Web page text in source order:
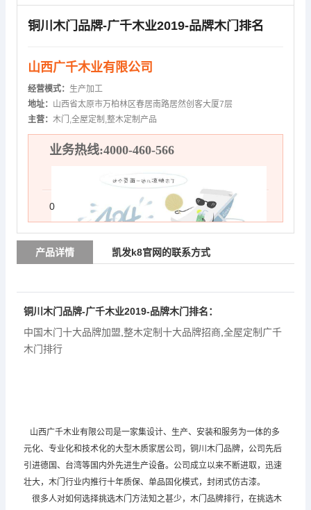
铜川木门品牌-广千木业2019-品牌木门排名
山西广千木业有限公司
经营模式： 生产加工
地址： 山西省太原市万柏林区春居南路居然创客大厦7层
主营： 木门,全屋定制,整木定制产品
业务热线:4000-460-566
0
产品详情 凯发k8官网的联系方式
铜川木门品牌-广千木业2019-品牌木门排名：
中国木门十大品牌加盟 整木定制十大品牌招商 全屋定制广千
木门排行
山西广千木业有限公司是一家集设计、生产、安装和服务为一体的多
元化、专业化和技术化的大型木质家居公司，铜川木门品牌，公司先后
引进德国、台湾等国内外先进生产设备。公司成立以来不断进取，迅速
壮大，木门行业内推行十年质保、单品固化模式，封闭式仿古漆。
很多人对如何选择挑选木门方法知之甚少，木门品牌排行，在挑选木